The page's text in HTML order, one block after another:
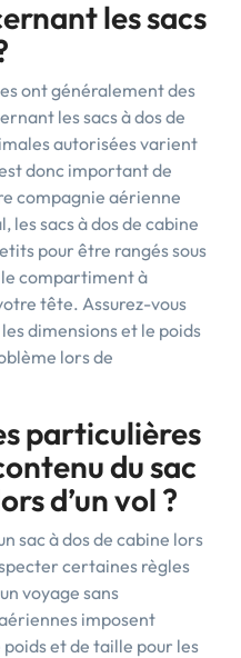
les sacs
ont généralement des
les sacs à dos de
autorisées varient
donc important de
compagnie aérienne
les sacs à dos de cabine
pour être rangés sous
le compartiment à
tête. Assurez-vous
dimensions et le poids
lors de
particulières
du sac
d’un vol ?
sac à dos de cabine lors
certaines règles
voyage sans
imposent
et de taille pour les